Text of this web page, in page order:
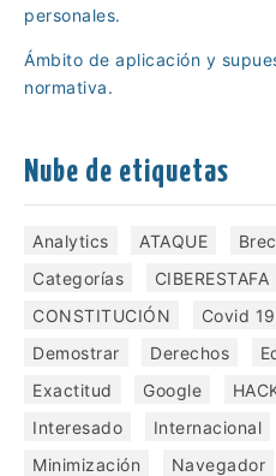
personales.
Ámbito de aplicación y
normativa.
Nube de etiquetas
Analytics ATAQUE
Categorías
CIBERESTAFA
CONSTITUCIÓN
Covid 19
Demostrar
Derechos
Exactitud
Google
Interesado
Internacional
Minimización
Navegador